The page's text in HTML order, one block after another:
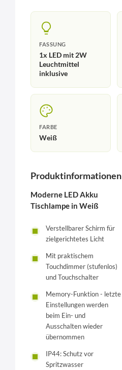
FASSUNG
1x LED mit 2W
Leuchtmittel
inklusive
FARBE
Weiß
Produktinformationen
Moderne LED Akku
Tischlampe in Weiß
Verstellbarer Schirm für
zielgerichtetes Licht
Mit praktischem
Touchdimmer (stufenlos)
und Touchschalter
Memory-Funktion - letzte
Einstellungen werden
beim Ein- und
Ausschalten wieder
übernommen
IP44: Schutz vor
Spritzwasser